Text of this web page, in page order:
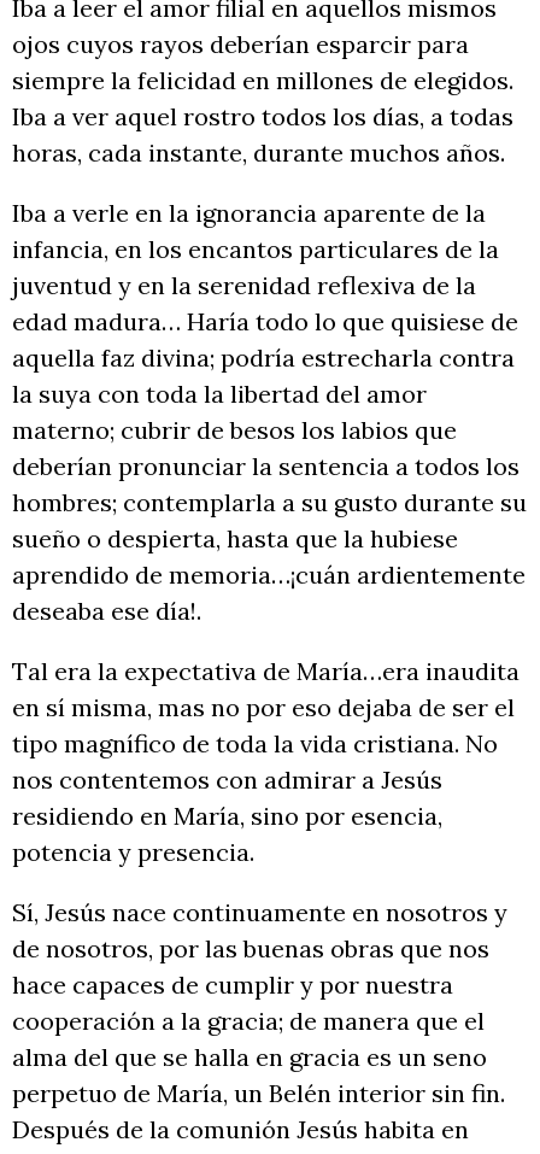
Iba a leer el amor filial en aquellos mismos
ojos cuyos rayos deberían esparcir para
siempre la felicidad en millones de elegidos.
Iba a ver aquel rostro todos los días, a todas
horas, cada instante, durante muchos años.
Iba a verle en la ignorancia aparente de la
infancia, en los encantos particulares de la
juventud y en la serenidad reflexiva de la
edad madura… Haría todo lo que quisiese de
aquella faz divina; podría estrecharla contra
la suya con toda la libertad del amor
materno; cubrir de besos los labios que
deberían pronunciar la sentencia a todos los
hombres; contemplarla a su gusto durante su
sueño o despierta, hasta que la hubiese
aprendido de memoria…¡cuán ardientemente
deseaba ese día!.
Tal era la expectativa de María…era inaudita
en sí misma, mas no por eso dejaba de ser el
tipo magnífico de toda la vida cristiana. No
nos contentemos con admirar a Jesús
residiendo en María, sino por esencia,
potencia y presencia.
Sí, Jesús nace continuamente en nosotros y
de nosotros, por las buenas obras que nos
hace capaces de cumplir y por nuestra
cooperación a la gracia; de manera que el
alma del que se halla en gracia es un seno
perpetuo de María, un Belén interior sin fin.
Después de la comunión Jesús habita en